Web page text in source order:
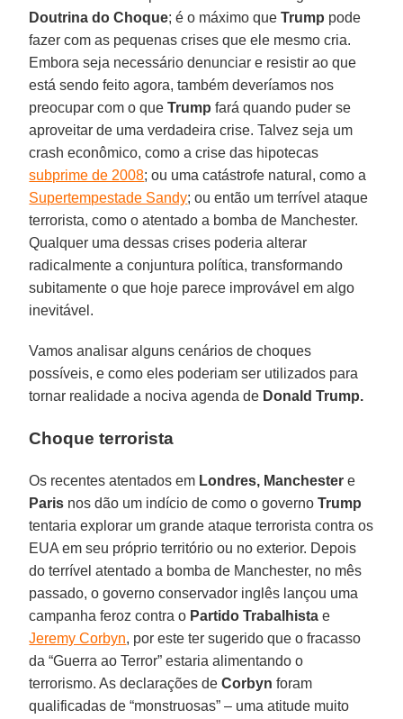
Doutrina do Choque; é o máximo queTrump pode
fazer com as pequenas crises que ele mesmo cria.
Embora seja necessário denunciar e resistir ao que
está sendo feito agora, também deveríamos nos
preocupar com o queTrump fará quando puder se
aproveitar de uma verdadeira crise. Talvez seja um
crash econômico, como a crise das hipotecas
subprime de 2008; ou uma catástrofe natural, como a
Supertempestade Sandy; ou então um terrível ataque
terrorista, como o atentado a bomba de Manchester.
Qualquer uma dessas crises poderia alterar
radicalmente a conjuntura política, transformando
subitamente o que hoje parece improvável em algo
inevitável.
Vamos analisar alguns cenários de choques
possíveis, e como eles poderiam ser utilizados para
tornar realidade a nociva agenda de Donald Trump.
Choque terrorista
Os recentes atentados em Londres, Manchester e
Paris nos dão um indício de como o governoTrump
tentaria explorar um grande ataque terrorista contra os
EUA em seu próprio território ou no exterior. Depois
do terrível atentado a bomba de Manchester, no mês
passado, o governo conservador inglês lançou uma
campanha feroz contra o Partido Trabalhista e
Jeremy Corbyn, por este ter sugerido que o fracasso
da “Guerra ao Terror” estaria alimentando o
terrorismo. As declarações deCorbyn foram
qualificadas de “monstruosas” – uma atitude muito